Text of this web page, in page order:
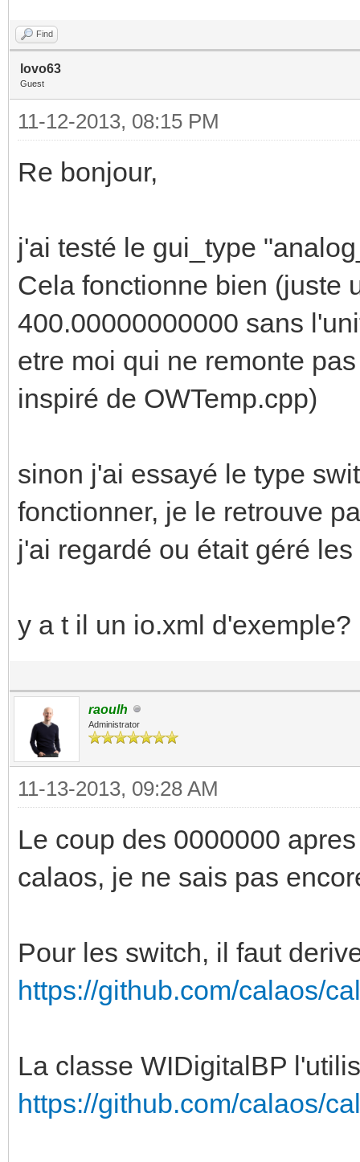
Find
lovo63
Guest
11-12-2013, 08:15 PM
Re bonjour,
j'ai testé le gui_type
Cela fonctionne bien (juste
400.00000000000 sans
etre moi qui ne remonte
inspiré de OWTemp.cpp)
sinon j'ai essayé le type
fonctionner, je le retrouve
j'ai regardé ou était géré
y a t il un io.xml d'exemple?
raoulh
Administrator
11-13-2013, 09:28 AM
Le coup des 0000000
calaos, je ne sais pas
Pour les switch, il faut
https://github.com/calaos/
La classe WIDigitalBP
https://github.com/calaos/